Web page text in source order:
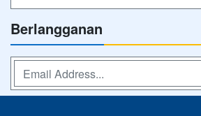
Berlangganan